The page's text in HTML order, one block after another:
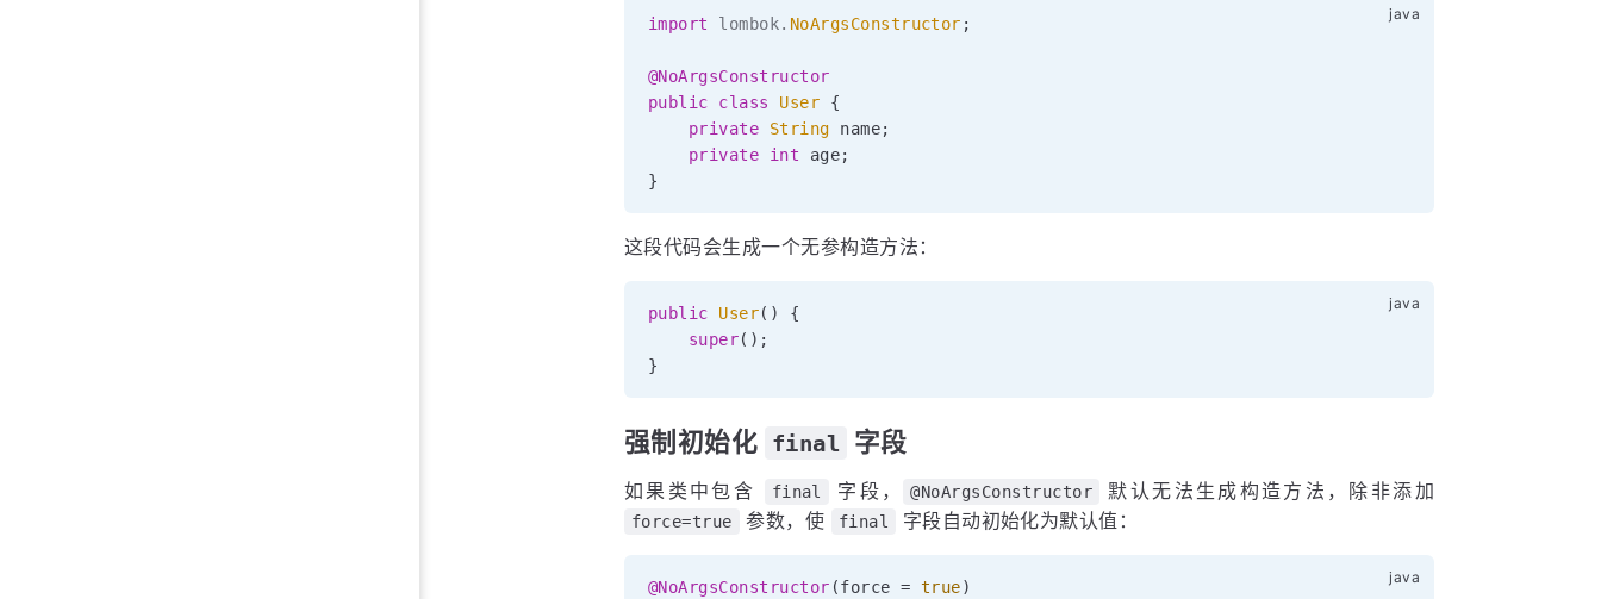
import lombok. NoArgsConstructor ;
@NoArgsConstructor
public
class User
{
private
String name;
private
int age;
}
这段代码会生成一个无参构造方法：
public User( )
{
super( ) ;
}
强制初始化 final 字段
如果类中包含 final 字段， @NoArgsConstructor 默认无法生成构造方法，除非添加
force=true 参数，使 final 字段自动初始化为默认值：
@NoArgsConstructor (force = true)